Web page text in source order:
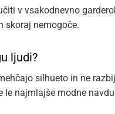
v vsakodnevno
skoraj nemogoče.
ljudi?
silhueto in ne
le najmlajše modne